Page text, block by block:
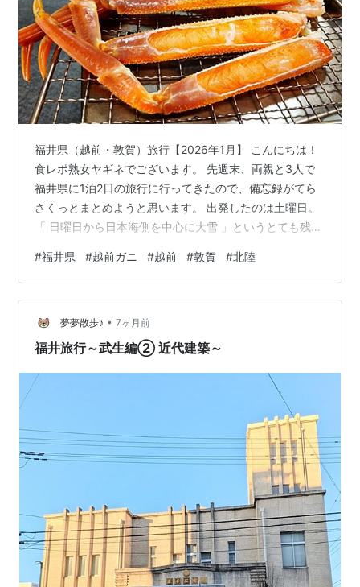
福井県（越前・敦賀）旅行【2026年1月】 こんにちは！
食レポ熟女ヤギネでございます。 先週末、両親と3人で
福井県に1泊2日の旅行に行ってきたので、備忘録がてら
さくっとまとめようと思います。 出発したのは土曜日。
「 日曜日から日本海側を中心に大雪 」というとても残念
気持ちがいい晴天でした。 岐阜県から山を越えて福井県
に入ります。 この辺りは豪雪地帯で何度か命の危険を感
じたことのあるルートなので（しかも携帯の電波が届か
ない場所多々あり）、大雪予報が出ている帰りの日は大
回りして別ルートです。 通りがかった時は必ず寄る道の
#福井県 #越前ガニ #越前 #敦賀 #北陸
夢夢散歩♪ • 7ヶ月前
福井旅行～武生編② 近代建築～